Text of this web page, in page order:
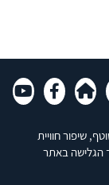
שיפור חוויית
הגלישה באתר